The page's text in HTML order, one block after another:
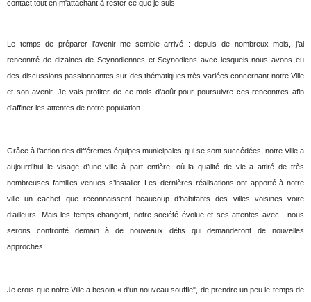
contact tout en m'attachant à rester ce que je suis.
Le temps de préparer l’avenir me semble arrivé : depuis de nombreux mois, j’ai
rencontré de dizaines de Seynodiennes et Seynodiens avec lesquels nous avons eu
des discussions passionnantes sur des thématiques très variées concernant notre Ville
et son avenir. Je vais profiter de ce mois d’août pour poursuivre ces rencontres afin
d’affiner les attentes de notre population.
Grâce à l’action des différentes équipes municipales qui se sont succédées, notre Ville a
aujourd’hui le visage d’une ville à part entière, où la qualité de vie a attiré de très
nombreuses familles venues s’installer. Les dernières réalisations ont apporté à notre
ville un cachet que reconnaissent beaucoup d’habitants des villes voisines voire
d’ailleurs. Mais les temps changent, notre société évolue et ses attentes avec : nous
serons confronté demain à de nouveaux défis qui demanderont de nouvelles
approches.
Je crois que notre Ville a besoin « d'un nouveau souffle", de prendre un peu le temps de